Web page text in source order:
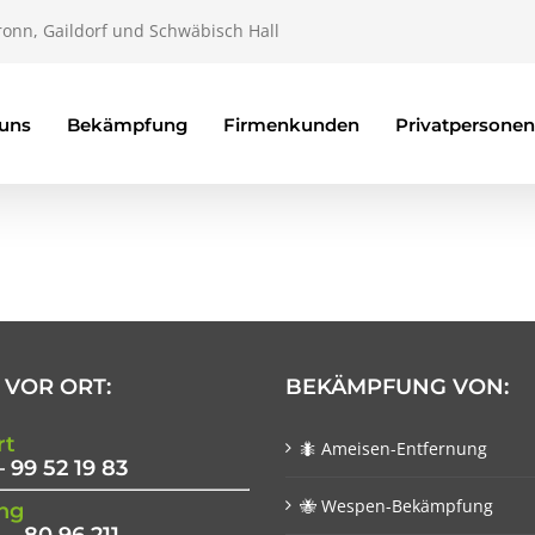
Gaildorf und Schwäbisch Hall
Bekämpfung Firmenkunden Privatpersonen
ORT:
99 52 19 83
BEKÄMPFUNG VON:
🐜 Ameisen-Entfernung
🐝 Wespen-Bekämpfung